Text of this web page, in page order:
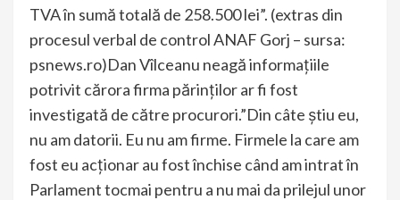
TVA în sumă totală de 258.500 lei”. (extras din
procesul verbal de control ANAF Gorj – sursa:
psnews.ro)Dan Vîlceanu neagă informațiile
potrivit cărora firma părinților ar fi fost
investigată de către procurori.”Din câte știu eu,
nu am datorii. Eu nu am firme. Firmele la care am
fost eu acționar au fost închise când am intrat în
Parlament tocmai pentru a nu mai da prilejul unor